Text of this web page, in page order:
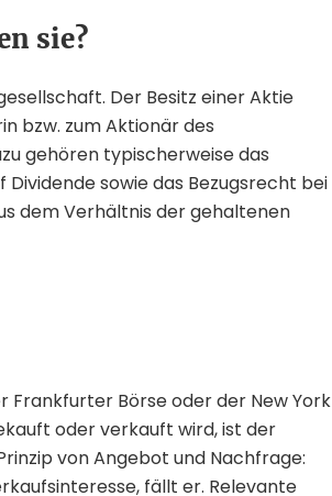
sie?
Der Besitz einer Aktie
bzw. zum Aktionär des
gehören typischerweise das
sowie das Bezugsrecht bei
dem Verhältnis der gehaltenen
Frankfurter Börse oder der New York
oder verkauft wird, ist der
von Angebot und Nachfrage:
fällt er. Relevante